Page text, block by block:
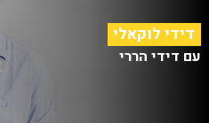
דידי לוקאלי
עם דידי הררי